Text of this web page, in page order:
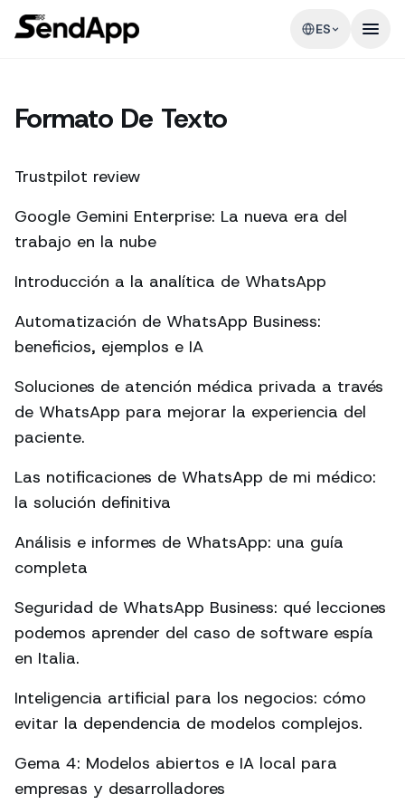
ES
Formato De Texto
Trustpilot review
Google Gemini Enterprise: La nueva era del
trabajo en la nube
Introducción a la analítica de WhatsApp
Automatización de WhatsApp Business:
beneficios, ejemplos e IA
Soluciones de atención médica privada a través
de WhatsApp para mejorar la experiencia del
paciente.
Las notificaciones de WhatsApp de mi médico:
la solución definitiva
Análisis e informes de WhatsApp: una guía
completa
Seguridad de WhatsApp Business: qué lecciones
podemos aprender del caso de software espía
en Italia.
Inteligencia artificial para los negocios: cómo
evitar la dependencia de modelos complejos.
Gema 4: Modelos abiertos e IA local para
empresas y desarrolladores